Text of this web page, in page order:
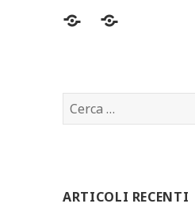
dinamico
File
di
Sviluppo
Novità
VIDEO
Ricerca
per:
ARTICOLI RECENTI